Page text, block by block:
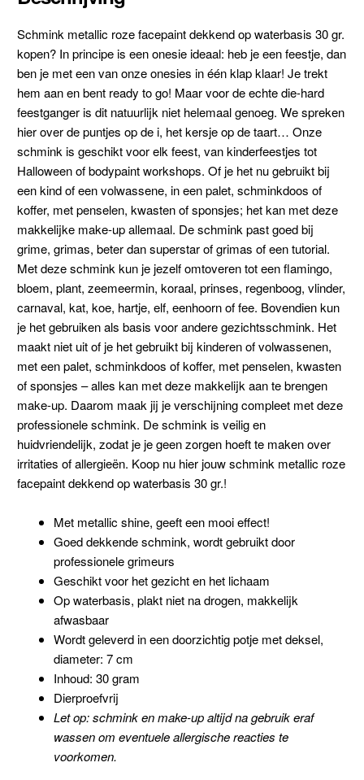
Schmink metallic roze facepaint dekkend op waterbasis 30 gr.
kopen? In principe is een onesie ideaal: heb je een feestje, dan
ben je met een van onze onesies in één klap klaar! Je trekt
hem aan en bent ready to go! Maar voor de echte die-hard
feestganger is dit natuurlijk niet helemaal genoeg. We spreken
hier over de puntjes op de i, het kersje op de taart… Onze
schmink is geschikt voor elk feest, van kinderfeestjes tot
Halloween of bodypaint workshops. Of je het nu gebruikt bij
een kind of een volwassene, in een palet, schminkdoos of
koffer, met penselen, kwasten of sponsjes; het kan met deze
makkelijke make-up allemaal. De schmink past goed bij
grime, grimas, beter dan superstar of grimas of een tutorial.
Met deze schmink kun je jezelf omtoveren tot eenflamingo,
bloem, plant, zeemeermin, koraal, prinses, regenboog, vlinder,
carnaval, kat, koe, hartje, elf, eenhoorn of fee. Bovendien kun
je het gebruiken als basis voor andere gezichtsschmink. Het
maakt niet uit of je het gebruikt bij kinderen of volwassenen,
met een palet, schminkdoos of koffer, met penselen, kwasten
of sponsjes – alles kan met deze makkelijk aan te brengen
make-up. Daarom maak jij je verschijning compleet met deze
professionele schmink. De schmink is veilig en
huidvriendelijk, zodat je je geen zorgen hoeft te maken over
irritaties of allergieën. Koop nu hier jouw schmink metallic roze
facepaint dekkend op waterbasis 30 gr.!
Met metallic shine, geeft een mooi effect!
Goed dekkende schmink, wordt gebruikt door
professionele grimeurs
Geschikt voor het gezicht en het lichaam
Op waterbasis, plakt niet na drogen, makkelijk
afwasbaar
Wordt geleverd in een doorzichtig potje met deksel,
diameter: 7 cm
Inhoud: 30 gram
Dierproefvrij
Let op: schmink en make-up altijd na gebruik eraf
wassen om eventuele allergische reacties te
voorkomen.